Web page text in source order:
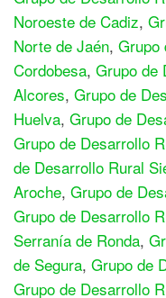
Noroeste de Cadiz,
Norte de Jaén, Grupo
Cordobesa, Grupo de
Alcores, Grupo de
Huelva, Grupo de
Grupo de Desarrollo
de Desarrollo Rural
Aroche, Grupo de
Grupo de Desarrollo
Serranía de Ronda,
de Segura, Grupo de
Grupo de Desarrollo